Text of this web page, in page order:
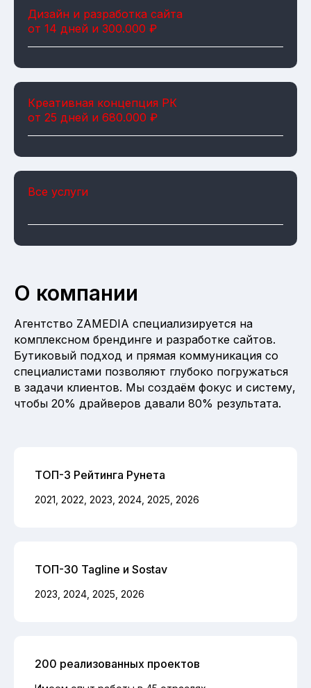
Дизайн и разработка сайта
от 14 дней и 300.000 ₽
Креативная концепция РК
от 25 дней и 680.000 ₽
Все услуги
О компании
Агентство ZAMEDIA специализируется на
комплексном брендинге и разработке сайтов.
Бутиковый подход и прямая коммуникация со
специалистами позволяют глубоко погружаться
в задачи клиентов. Мы создаём фокус и систему,
чтобы 20% драйверов давали 80% результата.
ТОП-3 Рейтинга Рунета
2021, 2022, 2023, 2024, 2025, 2026
ТОП-30 Tagline и Sostav
2023, 2024, 2025, 2026
200 реализованных проектов